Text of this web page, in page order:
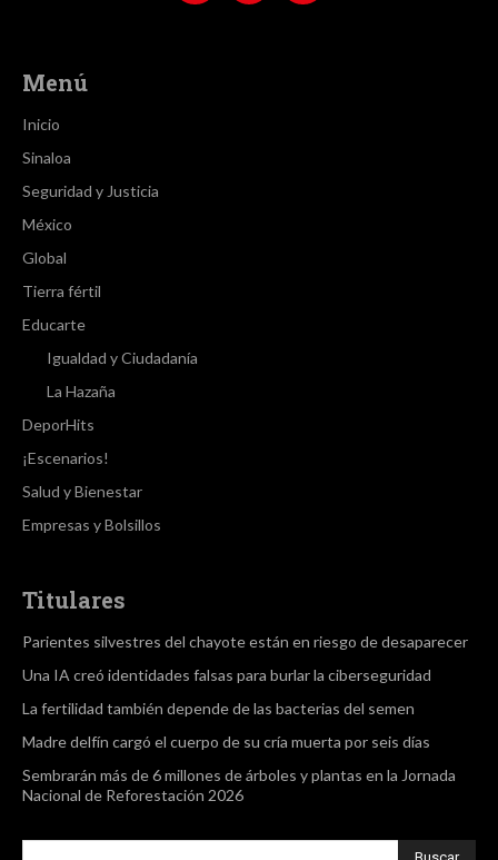
Menú
Inicio
Sinaloa
Seguridad y Justicia
México
Global
Tierra fértil
Educarte
Igualdad y Ciudadanía
La Hazaña
DeporHits
¡Escenarios!
Salud y Bienestar
Empresas y Bolsillos
Titulares
Parientes silvestres del chayote están en riesgo de desaparecer
Una IA creó identidades falsas para burlar la ciberseguridad
La fertilidad también depende de las bacterias del semen
Madre delfín cargó el cuerpo de su cría muerta por seis días
Sembrarán más de 6 millones de árboles y plantas en la Jornada
Nacional de Reforestación 2026